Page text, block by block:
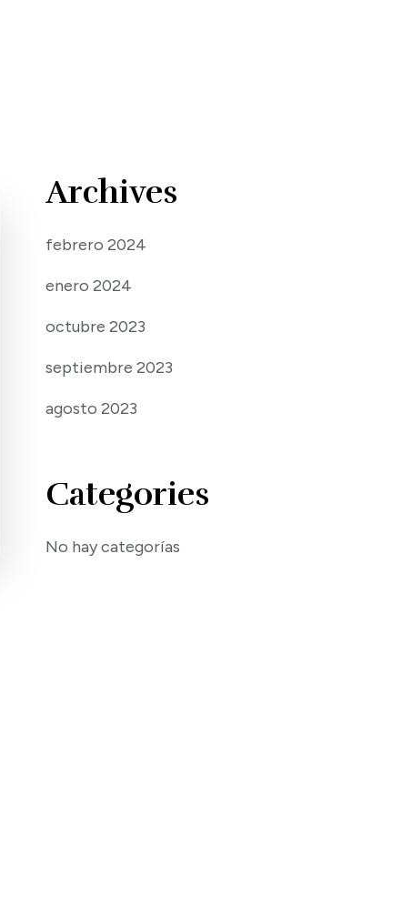
Archives
febrero 2024
enero 2024
octubre 2023
septiembre 2023
agosto 2023
Categories
No hay categorías